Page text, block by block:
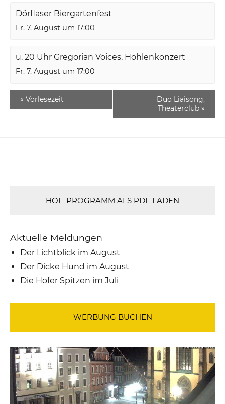
Dörflaser Biergartenfest
Fr. 7. August um 17:00
u. 20 Uhr Gregorian Voices, Höhlenkonzert
Fr. 7. August um 17:00
« Vorlesezeit
Duo Liaisong,
Theaterclub »
HOF-PROGRAMM ALS PDF LADEN
Aktuelle Meldungen
Der Lichtblick im August
Der Dicke Hund im August
Die Hofer Spitzen im Juli
WERBUNG BUCHEN